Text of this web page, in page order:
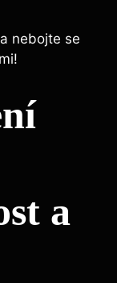
nebojte se
a